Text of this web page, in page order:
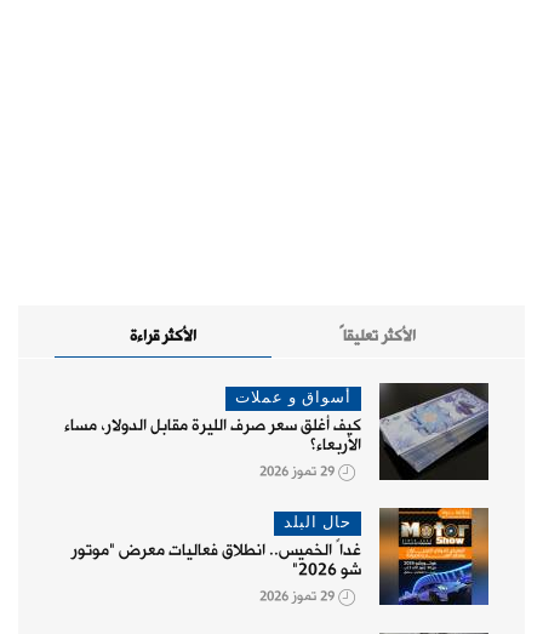
الأكثر قراءة الأكثر تعليقاً
أسواق و عملات
كيف أغلق سعر صرف الليرة مقابل الدولار، مساء
الأربعاء؟
29 تموز 2026
حال البلد
غداً الخميس.. انطلاق فعاليات معرض "موتور
شو 2026"
29 تموز 2026